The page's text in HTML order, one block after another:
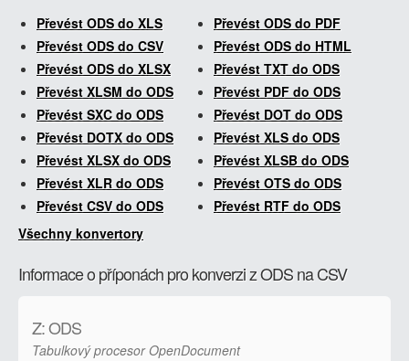
Převést ODS do XLS
Převést ODS do PDF
Převést ODS do CSV
Převést ODS do HTML
Převést ODS do XLSX
Převést TXT do ODS
Převést XLSM do ODS
Převést PDF do ODS
Převést SXC do ODS
Převést DOT do ODS
Převést DOTX do ODS
Převést XLS do ODS
Převést XLSX do ODS
Převést XLSB do ODS
Převést XLR do ODS
Převést OTS do ODS
Převést CSV do ODS
Převést RTF do ODS
Všechny konvertory
Informace o příponách pro konverzi z ODS na CSV
Z: ODS
Tabulkový procesor OpenDocument